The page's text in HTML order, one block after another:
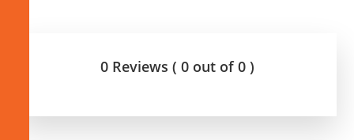
0 Reviews ( 0 out of 0 )